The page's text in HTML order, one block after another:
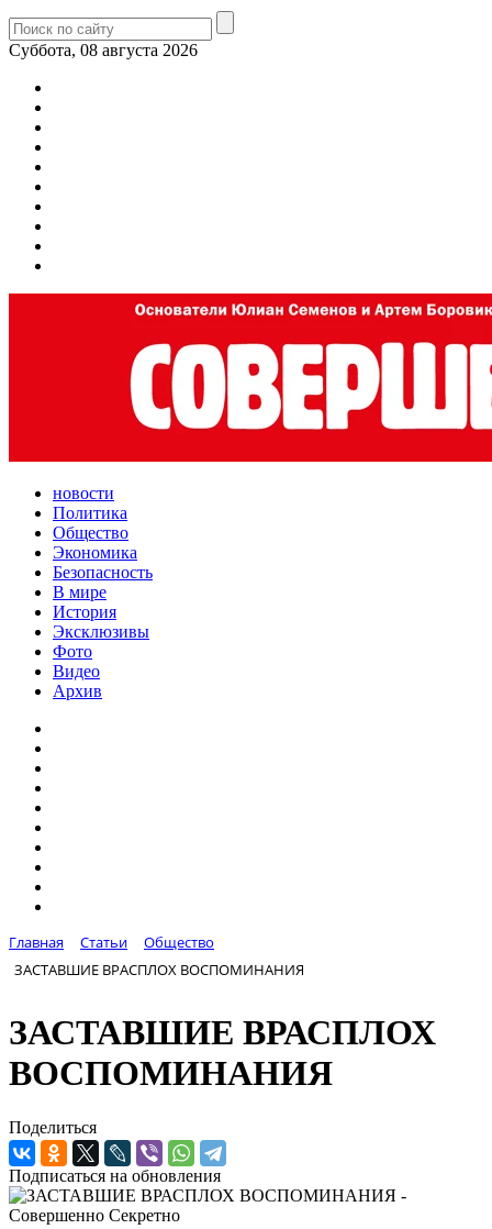
Суббота, 08 августа 2026
новости
Политика
Общество
Экономика
Безопасность
В мире
История
Эксклюзивы
Фото
Видео
Архив
Главная Статьи
Общество
ЗАСТАВШИЕ ВРАСПЛОХ ВОСПОМИНАНИЯ
ЗАСТАВШИЕ ВРАСПЛОХ
ВОСПОМИНАНИЯ
Поделиться
Подписаться на обновления